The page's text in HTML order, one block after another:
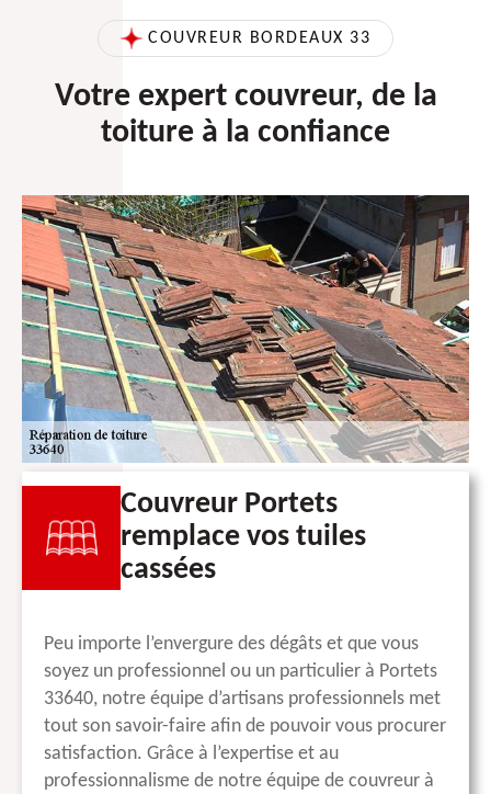
COUVREUR BORDEAUX 33
Votre expert couvreur, de la
toiture à la confiance
Couvreur Portets
remplace vos tuiles
cassées
Peu importe l’envergure des dégâts et que vous
soyez un professionnel ou un particulier à Portets
33640, notre équipe d’artisans professionnels met
tout son savoir-faire afin de pouvoir vous procurer
satisfaction. Grâce à l’expertise et au
professionnalisme de notre équipe de couvreur à